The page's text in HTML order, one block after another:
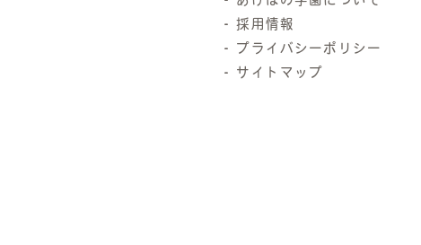
採用情報
プライバシーポリシー
サイトマップ